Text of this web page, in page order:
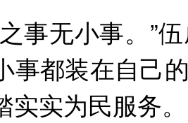
无小事。”伍
事都装在自己
实为民服务。